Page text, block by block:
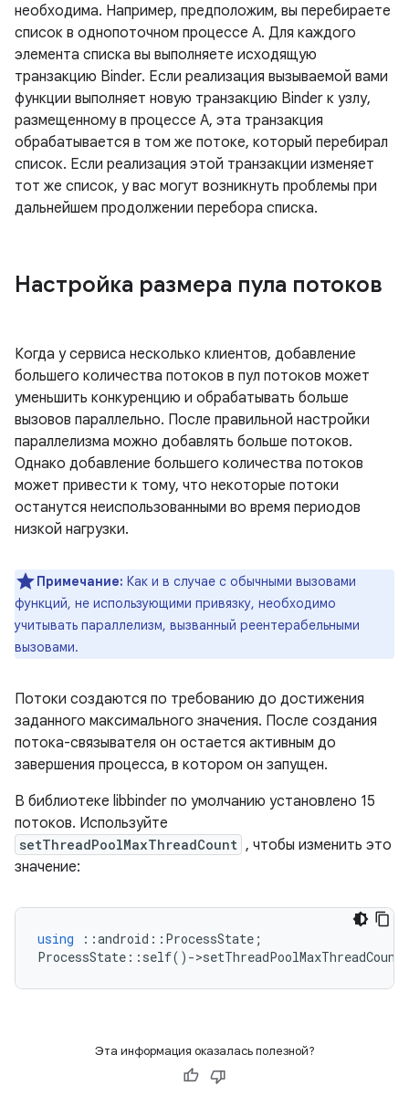
необходима. Например, предположим, вы перебираете
список в однопоточном процессе A. Для каждого
элемента списка вы выполняете исходящую
транзакцию Binder. Если реализация вызываемой вами
функции выполняет новую транзакцию Binder к узлу,
размещенному в процессе A, эта транзакция
обрабатывается в том же потоке, который перебирал
список. Если реализация этой транзакции изменяет
тот же список, у вас могут возникнуть проблемы при
дальнейшем продолжении перебора списка.
Настройка размера пула потоков
Когда у сервиса несколько клиентов, добавление
большего количества потоков в пул потоков может
уменьшить конкуренцию и обрабатывать больше
вызовов параллельно. После правильной настройки
параллелизма можно добавлять больше потоков.
Однако добавление большего количества потоков
может привести к тому, что некоторые потоки
останутся неиспользованными во время периодов
низкой нагрузки.
Примечание: Как и в случае с обычными вызовами
функций, не использующими привязку, необходимо
учитывать параллелизм, вызванный реентерабельными
вызовами.
Потоки создаются по требованию до достижения
заданного максимального значения. После создания
потока-связывателя он остается активным до
завершения процесса, в котором он запущен.
В библиотеке libbinder по умолчанию установлено 15
потоков. Используйте
setThreadPoolMaxThreadCount , чтобы изменить это
значение:
using ::android :: ProcessState ;
ProcessState :: self() ->setThreadPoolMaxThreadCount
Эта информация оказалась полезной?